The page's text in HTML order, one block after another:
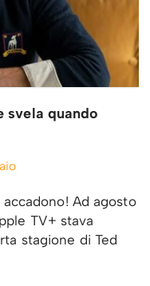
svela quando
Ad agosto
TV+ stava
stagione di Ted